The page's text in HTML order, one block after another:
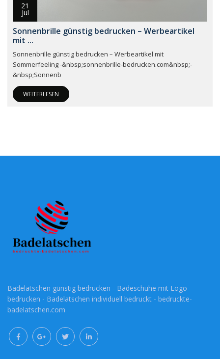
21
Jul
Sonnenbrille günstig bedrucken – Werbeartikel
mit ...
Sonnenbrille günstig bedrucken – Werbeartikel mit
Sommerfeeling -&nbsp;sonnenbrille-bedrucken.com&nbsp;-
&nbsp;Sonnenb
WEITERLESEN
Badelatschen günstig bedrucken - Badeschuhe mit Logo
bedrucken - Badelatschen individuell bedruckt - bedruckte-
badelatschen.com